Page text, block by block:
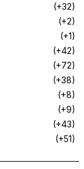
(+32)
(+2)
(+1)
(+42)
(+72)
(+38)
(+8)
(+9)
(+43)
(+51)